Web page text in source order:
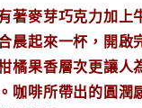
著麥芽巧克力加
晨起來一杯，開
橘果香層次更讓
啡所帶出的圓潤